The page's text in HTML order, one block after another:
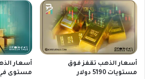
ا
ه
ر
ه
ا
ك
ق
و
أسعار الذهب تقفز فوق
مستويات 5190 دولار
أسعار
مستوى في 3